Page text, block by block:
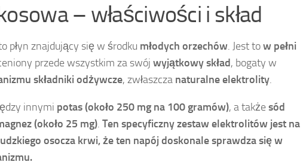
– właściwości i skład
płyn znajdujący się w środku młodych orzechów. Jest tow pełni
przede wszystkim za swój wyjątkowy skład, bogaty w
składniki odżywcze, zwłaszcza naturalne elektrolity.
innymi potas (około 250 mg na 100 gramów), a takżesód
(około 25 mg). Ten specyficzny zestaw elektrolitów jest na
osocza krwi, że ten napój doskonale sprawdza się w